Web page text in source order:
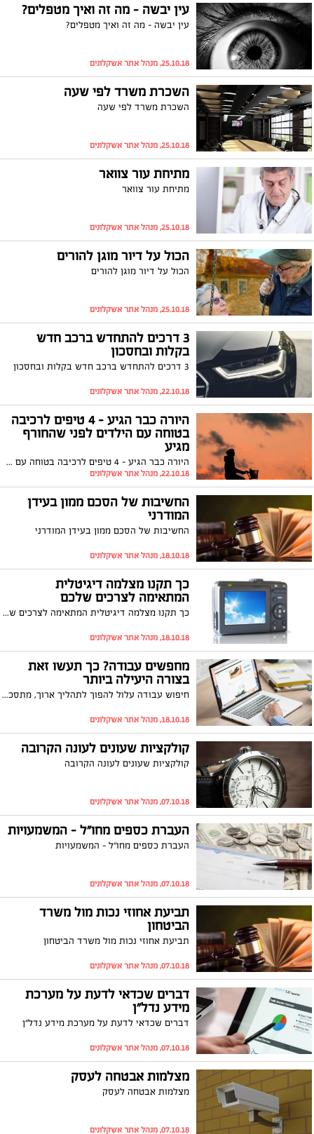
עין יבשה – מה זה ואיך מטפלים?
עין יבשה – מה זה ואיך מטפלים?
25.10.18, מנהל אתר אשקלונים
השכרת משרד לפי שעה
השכרת משרד לפי שעה
25.10.18, מנהל אתר אשקלונים
מתיחת עור צוואר
מתיחת עור צוואר
25.10.18, מנהל אתר אשקלונים
הכול על דיור מוגן להורים
הכול על דיור מוגן להורים
25.10.18, מנהל אתר אשקלונים
3 דרכים להתחדש ברכב חדש
בקלות ובחסכון
3 דרכים להתחדש ברכב חדש בקלות ובחסכון
22.10.18, מנהל אתר אשקלונים
היורה כבר הגיע - 4 טיפים לרכיבה
בטוחה עם הילדים לפני שהחורף
מגיע
היורה כבר הגיע - 4 טיפים לרכיבה בטוחה עם הילדים לפני שהחורף מגיע
22.10.18, מנהל אתר אשקלונים
החשיבות של הסכם ממון בעידן
המודרני
החשיבות של הסכם ממון בעידן המודרני
18.10.18, מנהל אתר אשקלונים
כך תקנו מצלמה דיגיטלית
המתאימה לצרכים שלכם
כך תקנו מצלמה דיגיטלית המתאימה לצרכים שלכם
18.10.18, מנהל אתר אשקלונים
מחפשים עבודה? כך תעשו זאת
בצורה היעילה ביותר
חיפוש עבודה עלול להפוך לתהליך ארוך, מתסכל ומייגע – אבל רק אם לא תעשו אותו בצורה נכונה. אז מאיפה מתחילים וכמה זמן זה אמור לקחת כדי למנוע עוגמת נפש? הנה כל התשובות בדרך למשרת החלומות
18.10.18, מנהל אתר אשקלונים
קולקציות שעונים לעונה הקרובה
קולקציות שעונים לעונה הקרובה
07.10.18, מנהל אתר אשקלונים
העברת כספים מחו"ל – המשמעויות
העברת כספים מחו"ל – המשמעויות
07.10.18, מנהל אתר אשקלונים
תביעת אחוזי נכות מול משרד
הביטחון
תביעת אחוזי נכות מול משרד הביטחון
07.10.18, מנהל אתר אשקלונים
דברים שכדאי לדעת על מערכת
מידע נדל"ן
דברים שכדאי לדעת על מערכת מידע נדל"ן
07.10.18, מנהל אתר אשקלונים
מצלמות אבטחה לעסק
מצלמות אבטחה לעסק
07.10.18, מנהל אתר אשקלונים